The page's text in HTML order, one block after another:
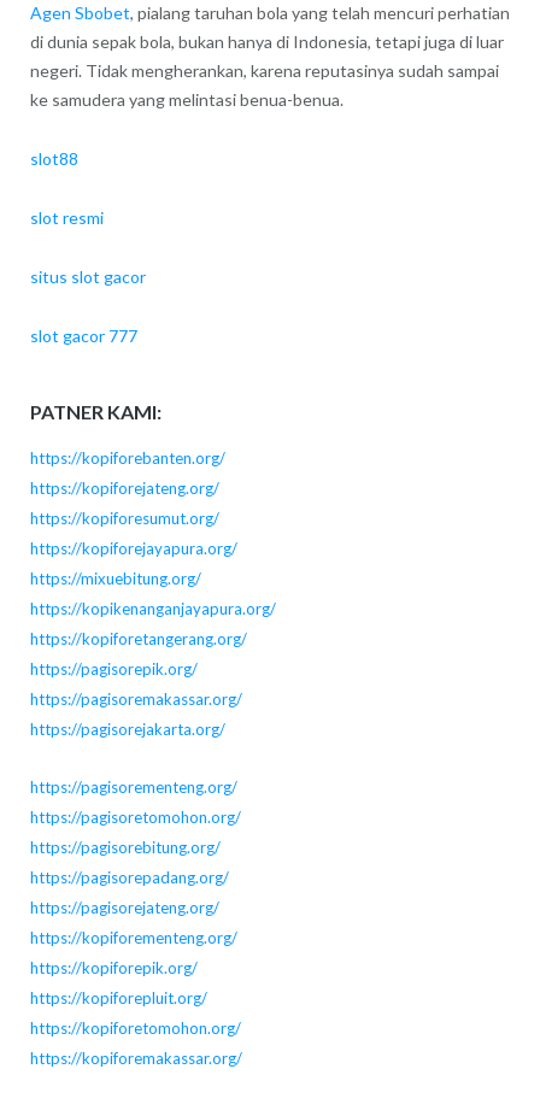
Agen Sbobet, pialang taruhan bola yang telah mencuri perhatian
di dunia sepak bola, bukan hanya di Indonesia, tetapi juga di luar
negeri. Tidak mengherankan, karena reputasinya sudah sampai
ke samudera yang melintasi benua-benua.
slot88
slot resmi
situs slot gacor
slot gacor 777
PATNER KAMI:
https://kopiforebanten.org/
https://kopiforejateng.org/
https://kopiforesumut.org/
https://kopiforejayapura.org/
https://mixuebitung.org/
https://kopikenanganjayapura.org/
https://kopiforetangerang.org/
https://pagisorepik.org/
https://pagisoremakassar.org/
https://pagisorejakarta.org/
https://pagisorementeng.org/
https://pagisoretomohon.org/
https://pagisorebitung.org/
https://pagisorepadang.org/
https://pagisorejateng.org/
https://kopiforementeng.org/
https://kopiforepik.org/
https://kopiforepluit.org/
https://kopiforetomohon.org/
https://kopiforemakassar.org/